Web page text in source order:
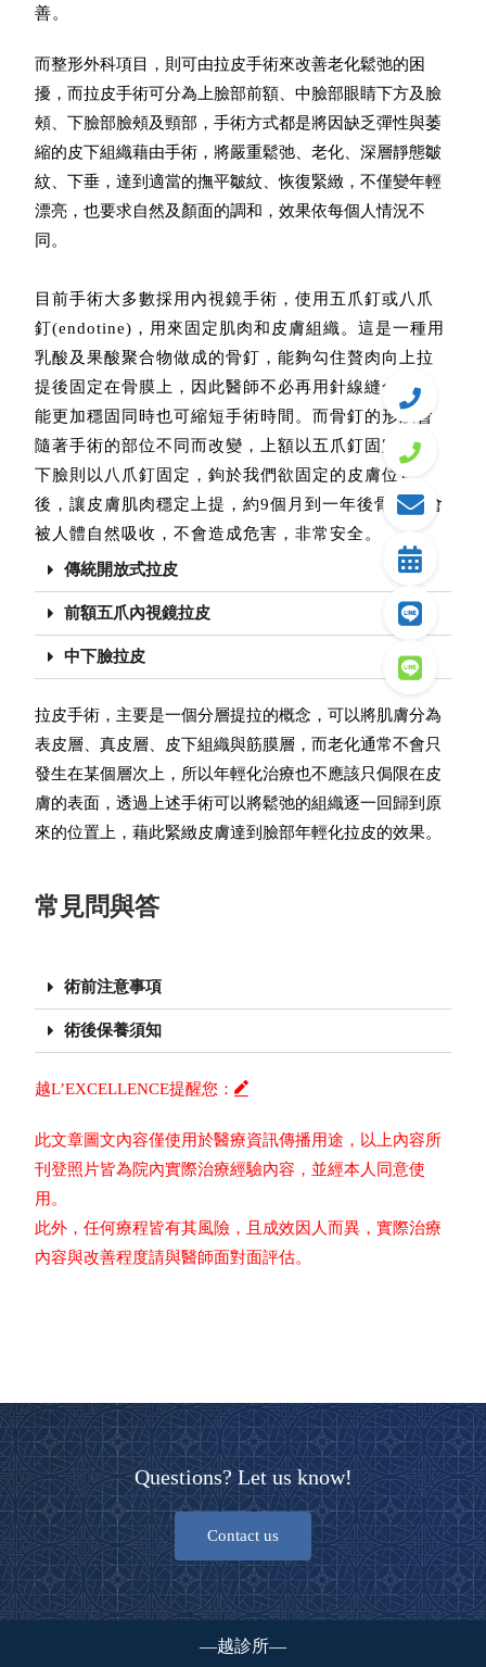
善。
而整形外科項目，則可由拉皮手術來改善老化鬆弛的困
擾，而拉皮手術可分為上臉部前額、中臉部眼睛下方及臉
頰、下臉部臉頰及頸部，手術方式都是將因缺乏彈性與萎
縮的皮下組織藉由手術，將嚴重鬆弛、老化、深層靜態皺
紋、下垂，達到適當的撫平皺紋、恢復緊緻，不僅變年輕
漂亮，也要求自然及顏面的調和，效果依每個人情況不
同。
目前手術大多數採用內視鏡手術，使用五爪釘或八爪
釘(endotine)，用來固定肌肉和皮膚組織。這是一種用
乳酸及果酸聚合物做成的骨釘，能夠勾住贅肉向上拉
提後固定在骨膜上，因此醫師不必再用針線縫合，就
能更加穩固同時也可縮短手術時間。而骨釘的形狀會
隨著手術的部位不同而改變，上額以五爪釘固定，中
下臉則以八爪釘固定，鉤於我們欲固定的皮膚位置
後，讓皮膚肌肉穩定上提，約9個月到一年後骨釘就會
被人體自然吸收，不會造成危害，非常安全。
傳統開放式拉皮
前額五爪內視鏡拉皮
中下臉拉皮
拉皮手術，主要是一個分層提拉的概念，可以將肌膚分為
表皮層、真皮層、皮下組織與筋膜層，而老化通常不會只
發生在某個層次上，所以年輕化治療也不應該只侷限在皮
膚的表面，透過上述手術可以將鬆弛的組織逐一回歸到原
來的位置上，藉此緊緻皮膚達到臉部年輕化拉皮的效果。
常見問與答
術前注意事項
術後保養須知
越L’EXCELLENCE提醒您：
此文章圖文內容僅使用於醫療資訊傳播用途，以上內容所
刊登照片皆為院內實際治療經驗內容，並經本人同意使
用。
此外，任何療程皆有其風險，且成效因人而異，實際治療
內容與改善程度請與醫師面對面評估。
Questions? Let us know!
Contact us
—越診所—